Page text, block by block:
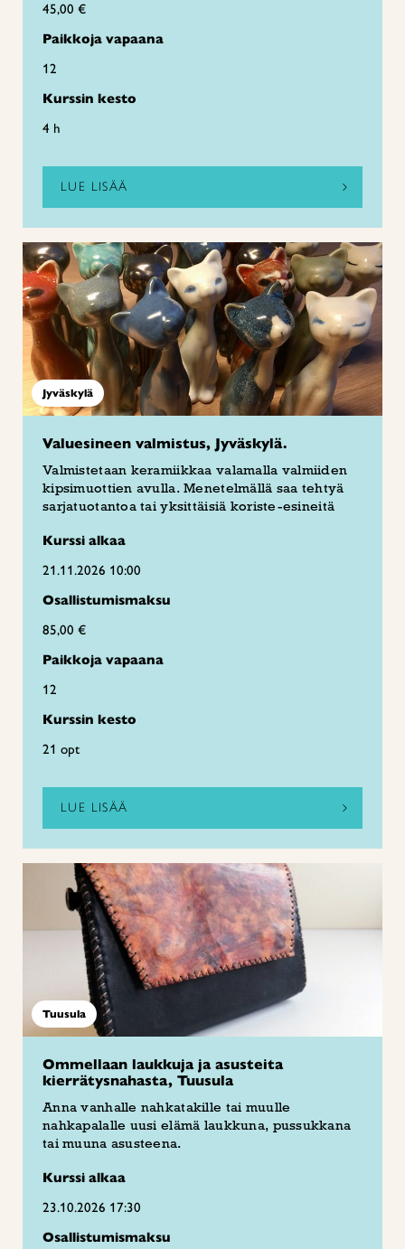
45,00 €
Paikkoja vapaana
12
Kurssin kesto
4 h
LUE LISÄÄ
Jyväskylä
Valuesineen valmistus, Jyväskylä.
Valmistetaan keramiikkaa valamalla valmiiden
kipsimuottien avulla. Menetelmällä saa tehtyä
sarjatuotantoa tai yksittäisiä koriste-esineitä
Kurssi alkaa
21.11.2026 10:00
Osallistumismaksu
85,00 €
Paikkoja vapaana
12
Kurssin kesto
21 opt
LUE LISÄÄ
Tuusula
Ommellaan laukkuja ja asusteita
kierrätysnahasta, Tuusula
Anna vanhalle nahkatakille tai muulle
nahkapalalle uusi elämä laukkuna, pussukkana
tai muuna asusteena.
Kurssi alkaa
23.10.2026 17:30
Osallistumismaksu